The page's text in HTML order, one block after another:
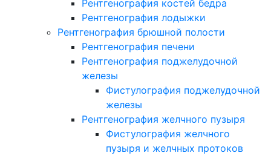
Рентгенография костей бедра
Рентгенография лодыжки
Рентгенография брюшной полости
Рентгенография печени
Рентгенография поджелудочной
железы
Фистулография поджелудочной
железы
Рентгенография желчного пузыря
Фистулография желчного
пузыря и желчных протоков